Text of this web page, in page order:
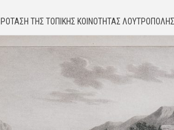
ΤΗΣ ΤΟΠΙΚΉΣ ΚΟΙΝΌΤΗΤΑΣ